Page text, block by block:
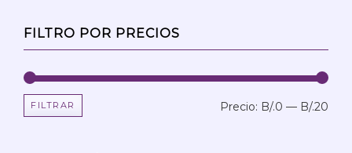
FILTRO POR PRECIOS
FILTRAR Precio: B/.0 — B/.20